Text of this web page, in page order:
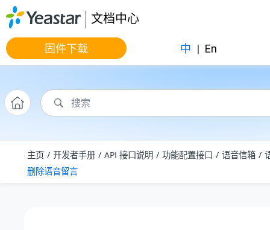
跳转到主要内容
文档中心
固件下载 中 | En
主页 开发者手册 API 接口说明 功能配置接口 语音信箱
删除语音留言